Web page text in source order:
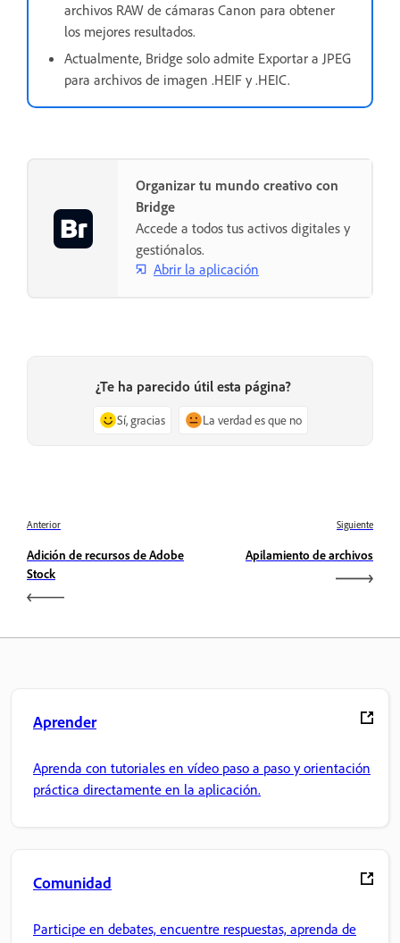
archivos RAW de cámaras Canon para obtener
los mejores resultados.
Actualmente, Bridge solo admite Exportar a JPEG
para archivos de imagen .HEIF y .HEIC.
Organizar tu mundo creativo con
Bridge
Accede a todos tus activos digitales y
gestiónalos.
Abrir la aplicación
¿Te ha parecido útil esta página?
Sí, gracias La verdad es que no
Anterior
Adición de recursos de Adobe
Stock
Siguiente
Apilamiento de archivos
Aprender
Aprenda con tutoriales en vídeo paso a paso y orientación
práctica directamente en la aplicación.
Comunidad
Participe en debates, encuentre respuestas, aprenda de